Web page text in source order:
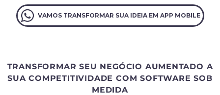
VAMOS TRANSFORMAR SUA IDEIA EM APP MOBILE
TRANSFORMAR SEU NEGÓCIO AUMENTADO A
SUA COMPETITIVIDADE COM SOFTWARE SOB
MEDIDA